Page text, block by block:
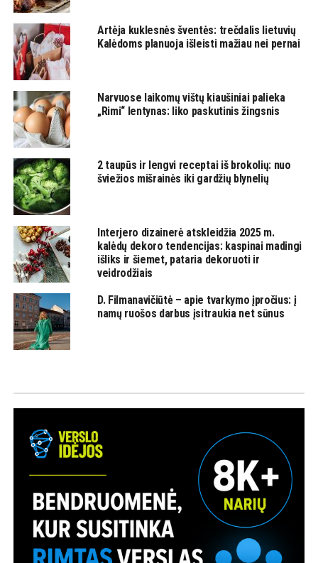
Artėja kuklesnės šventės: trečdalis lietuvių
Kalėdoms planuoja išleisti mažiau nei pernai
Narvuose laikomų vištų kiaušiniai palieka
„Rimi“ lentynas: liko paskutinis žingsnis
2 taupūs ir lengvi receptai iš brokolių: nuo
šviežios mišrainės iki gardžių blynelių
Interjero dizainerė atskleidžia 2025 m.
kalėdų dekoro tendencijas: kaspinai madingi
išliks ir šiemet, pataria dekoruoti ir
veidrodžiais
D. Filmanavičiūtė – apie tvarkymo įpročius: į
namų ruošos darbus įsitraukia net sūnus